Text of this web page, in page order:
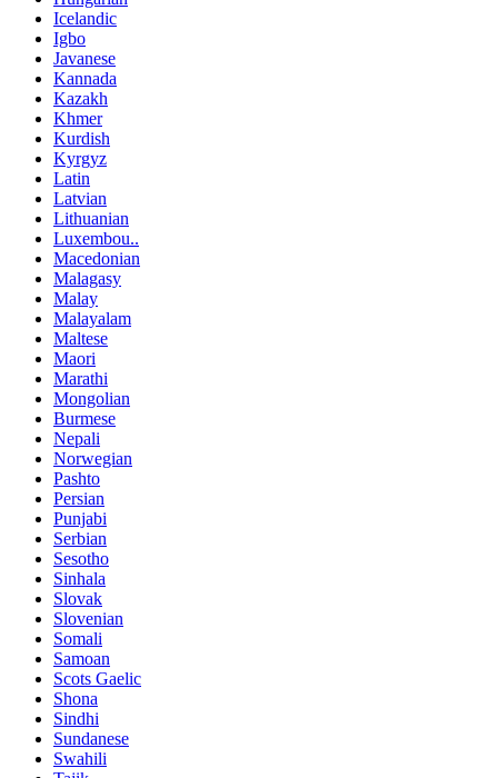
Icelandic
Igbo
Javanese
Kannada
Kazakh
Khmer
Kurdish
Kyrgyz
Latin
Latvian
Lithuanian
Luxembou..
Macedonian
Malagasy
Malay
Malayalam
Maltese
Maori
Marathi
Mongolian
Burmese
Nepali
Norwegian
Pashto
Persian
Punjabi
Serbian
Sesotho
Sinhala
Slovak
Slovenian
Somali
Samoan
Scots Gaelic
Shona
Sindhi
Sundanese
Swahili